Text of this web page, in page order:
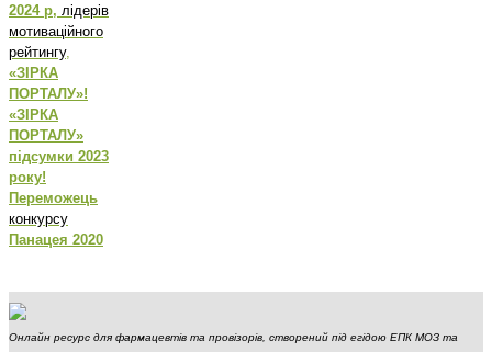
2024 р, лідерів
мотиваційного
рейтингу,
«ЗІРКА
ПОРТАЛУ»!
«ЗІРКА
ПОРТАЛУ»
підсумки 2023
року!
Переможець
конкурсу
Панацея 2020
Онлайн ресурс для фармацевтів та провізорів, створений під егідою ЕПК МОЗ та